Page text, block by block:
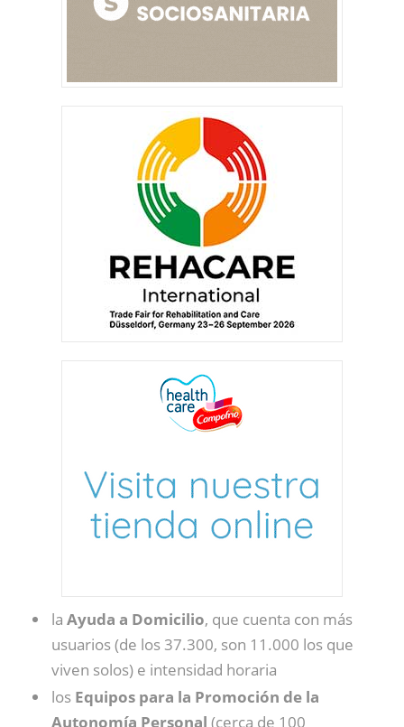
la Ayuda a Domicilio, que cuenta con más
usuarios (de los 37.300, son 11.000 los que
viven solos) e intensidad horaria
los Equipos para la Promoción de la
Autonomía Personal (cerca de 100